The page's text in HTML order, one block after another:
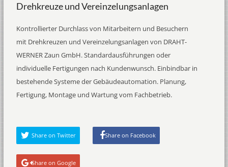
Drehkreuze und Vereinzelungsanlagen
Kontrollierter Durchlass von Mitarbeitern und Besuchern
mit Drehkreuzen und Vereinzelungsanlagen von DRAHT-
WERNER Zaun GmbH. Standardausführungen oder
individuelle Fertigungen nach Kundenwunsch. Einbindbar in
bestehende Systeme der Gebäudeautomation. Planung,
Fertigung, Montage und Wartung vom Fachbetrieb.
Share on Twitter Share on Facebook
Share on Google